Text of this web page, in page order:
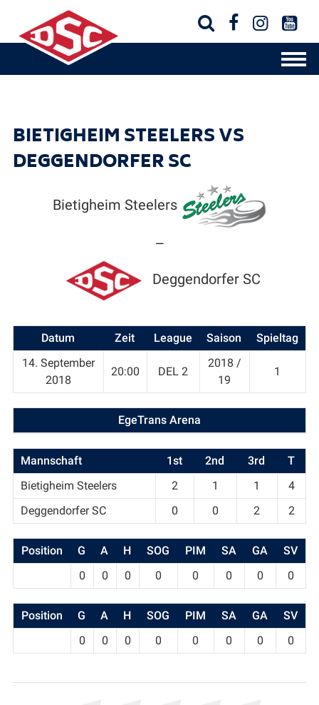
   
BIETIGHEIM STEELERS VS
DEGGENDORFER SC
Bietigheim Steelers
—
Deggendorfer SC
Datum Zeit League Saison
Spieltag
14. September
2018
20:00 DEL 2
2018 /
19
1
EgeTrans Arena
Mannschaft 1st 2nd 3rd
T
Bietigheim Steelers
2 1 1
4
Deggendorfer SC
0 0 2 2
Position G A H SOG PIM SA GA
SV
0
0 0 0 0 0 0 0
Position G A H SOG PIM SA GA
SV
0
0 0 0 0 0 0 0